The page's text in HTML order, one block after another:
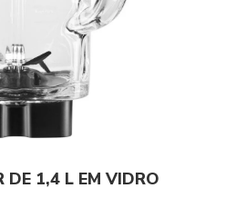
DE 1,4 L EM VIDRO